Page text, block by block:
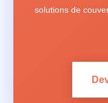
solutions de